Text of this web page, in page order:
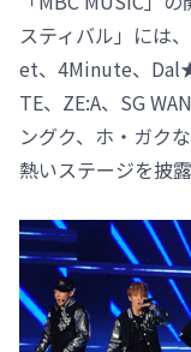
スティバル」には
et、4Minute、
TE、ZE:A、SG
ングク、ホ・ガク
熱いステージを披露